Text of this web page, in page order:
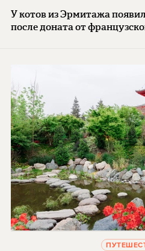
У котов из Эрмитажа
после доната от